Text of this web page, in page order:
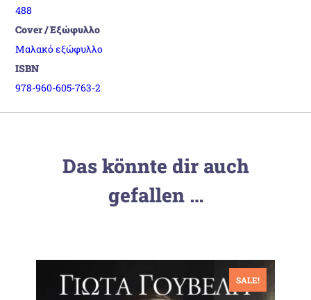
488
Cover / Εξώφυλλο
Μαλακό εξώφυλλο
ISBN
978-960-605-763-2
Das könnte dir auch
gefallen …
SALE!